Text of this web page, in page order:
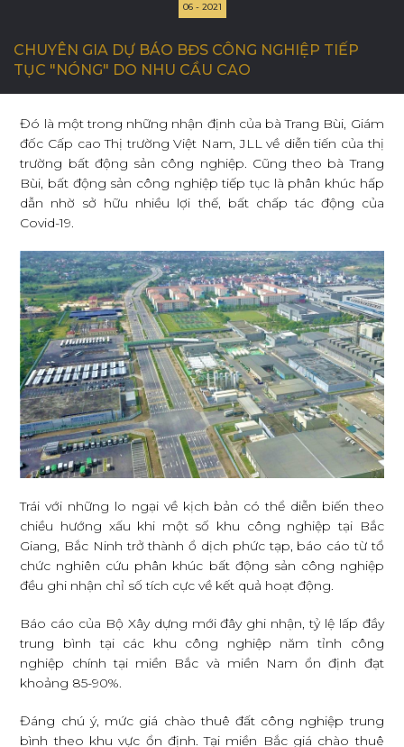
IN TỨ
CƠ HỘI NGHỀ NGHIỆP
LIÊN HỆ
06 - 2021
CHUYÊN GIA DỰ BÁO BĐS CÔNG NGHIỆP TIẾP
TỤC "NÓNG" DO NHU CẦU CAO
Đó là một trong những nhận định của bà Trang Bùi, Giám
đốc Cấp cao Thị trường Việt Nam, JLL về diễn tiến của thị
trường bất động sản công nghiệp. Cũng theo bà Trang
Bùi, bất động sản công nghiệp tiếp tục là phân khúc hấp
dẫn nhờ sở hữu nhiều lợi thế, bất chấp tác động của
Covid-19.
Trái với những lo ngại về kịch bản có thể diễn biến theo
chiều hướng xấu khi một số khu công nghiệp tại Bắc
Giang, Bắc Ninh trở thành ổ dịch phức tạp, báo cáo từ tổ
chức nghiên cứu phân khúc bất động sản công nghiệp
đều ghi nhận chỉ số tích cực về kết quả hoạt động.
Báo cáo của Bộ Xây dựng mới đây ghi nhận, tỷ lệ lấp đầy
trung bình tại các khu công nghiệp năm tỉnh công
nghiệp chính tại miền Bắc và miền Nam ổn định đạt
khoảng 85-90%.
Đáng chú ý, mức giá chào thuê đất công nghiệp trung
bình theo khu vực ổn định. Tại miền Bắc giá chào thuê